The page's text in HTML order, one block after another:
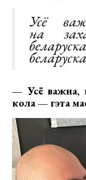
Усё
на
— Усё важна,
кола — гэта